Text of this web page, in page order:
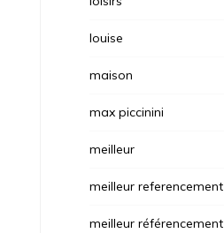
louise
maison
max piccinini
meilleur
meilleur referencement
meilleur référencement